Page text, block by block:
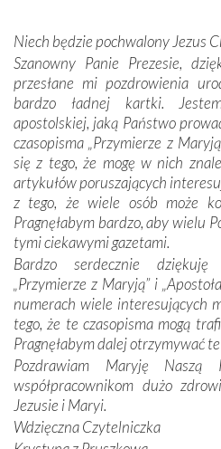
mieliśmy okazję przekonać
otacza nie tylko nasz naród,
się Jej ufnie oddają, a także
Jej siebie oraz swych bliskich.
Dzieje Portugalii to również
odstępstw, także w życiu
wymiarze tak osobistym, jak i
konieczności ciągłego
Opatrzności. Wierność
przynajmniej w życiu
nieszczęściem i śmiercią.
przychodziły na myśl, gdy
przewodników o
zwycięskich bitwach i
kochanków.
Byli tym razem pośród
każdego spośród żyjących
liczył sobie 13 lat, zaś
Niech będzie pochwalony Jezus
Szanowny Panie Prezesie,
przesłane mi pozdrowienia
bardzo ładnej kartki.
apostolskiej, jaką Państwo
czasopisma „Przymierze z
się z tego, że mogę w nich
artykułów poruszających
z tego, że wiele osób może
Pragnęłabym bardzo, aby wielu
tymi ciekawymi gazetami.
Bardzo serdecznie
„Przymierze z Maryją” i
numerach wiele interesujących
tego, że te czasopisma mogą
Pragnęłabym dalej otrzymywać
Pozdrawiam Maryję
współpracownikom dużo
Jezusie i Maryi.
Wdzięczna Czytelniczka